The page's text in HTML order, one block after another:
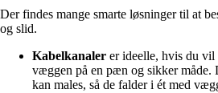
Der findes mange smarte løsninger til at
og slid.
Kabelkanaler er ideelle, hvis du
væggen på en pæn og sikker måde.
kan males, så de falder i ét med